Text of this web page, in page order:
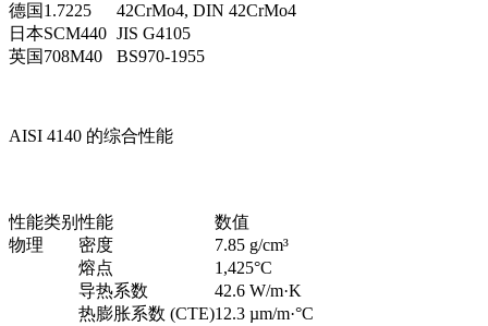
德国1.7225
42CrMo4, DIN 42CrMo4
日本SCM440 JIS G4105
英国708M40 BS970-1955
AISI 4140 的综合性能
性能类别性能
数值
物理
密度
7.85 g/cm³
熔点
1,425°C
导热系数
42.6 W/m·K
热膨胀系数 (CTE)12.3 µm/m·°C